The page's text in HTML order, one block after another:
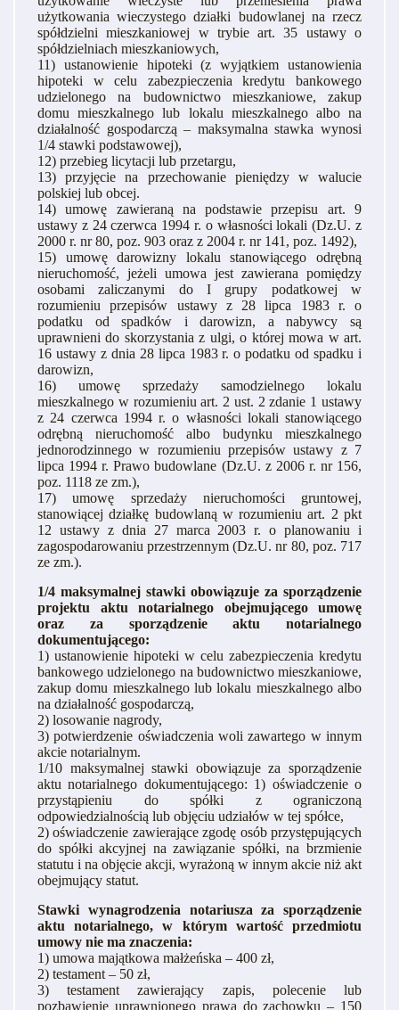
użytkowania wieczystego działki budowlanej na rzecz
spółdzielni mieszkaniowej w trybie art. 35 ustawy o
spółdzielniach mieszkaniowych,
11) ustanowienie hipoteki (z wyjątkiem ustanowienia
hipoteki w celu zabezpieczenia kredytu bankowego
udzielonego na budownictwo mieszkaniowe, zakup
domu mieszkalnego lub lokalu mieszkalnego albo na
działalność gospodarczą – maksymalna stawka wynosi
1/4 stawki podstawowej),
12) przebieg licytacji lub przetargu,
13) przyjęcie na przechowanie pieniędzy w walucie
polskiej lub obcej.
14) umowę zawieraną na podstawie przepisu art. 9
ustawy z 24 czerwca 1994 r. o własności lokali (Dz.U. z
2000 r. nr 80, poz. 903 oraz z 2004 r. nr 141, poz. 1492),
15) umowę darowizny lokalu stanowiącego odrębną
nieruchomość, jeżeli umowa jest zawierana pomiędzy
osobami zaliczanymi do I grupy podatkowej w
rozumieniu przepisów ustawy z 28 lipca 1983 r. o
podatku od spadków i darowizn, a nabywcy są
uprawnieni do skorzystania z ulgi, o której mowa w art.
16 ustawy z dnia 28 lipca 1983 r. o podatku od spadku i
darowizn,
16) umowę sprzedaży samodzielnego lokalu
mieszkalnego w rozumieniu art. 2 ust. 2 zdanie 1 ustawy
z 24 czerwca 1994 r. o własności lokali stanowiącego
odrębną nieruchomość albo budynku mieszkalnego
jednorodzinnego w rozumieniu przepisów ustawy z 7
lipca 1994 r. Prawo budowlane (Dz.U. z 2006 r. nr 156,
poz. 1118 ze zm.),
17) umowę sprzedaży nieruchomości gruntowej,
stanowiącej działkę budowlaną w rozumieniu art. 2 pkt
12 ustawy z dnia 27 marca 2003 r. o planowaniu i
zagospodarowaniu przestrzennym (Dz.U. nr 80, poz. 717
ze zm.).
1/4 maksymalnej stawki obowiązuje za sporządzenie
projektu aktu notarialnego obejmującego umowę
oraz za sporządzenie aktu notarialnego
dokumentującego:
1) ustanowienie hipoteki w celu zabezpieczenia kredytu
bankowego udzielonego na budownictwo mieszkaniowe,
zakup domu mieszkalnego lub lokalu mieszkalnego albo
na działalność gospodarczą,
2) losowanie nagrody,
3) potwierdzenie oświadczenia woli zawartego w innym
akcie notarialnym.
1/10 maksymalnej stawki obowiązuje za sporządzenie
aktu notarialnego dokumentującego: 1) oświadczenie o
przystąpieniu do spółki z ograniczoną
odpowiedzialnością lub objęciu udziałów w tej spółce,
2) oświadczenie zawierające zgodę osób przystępujących
do spółki akcyjnej na zawiązanie spółki, na brzmienie
statutu i na objęcie akcji, wyrażoną w innym akcie niż akt
obejmujący statut.
Stawki wynagrodzenia notariusza za sporządzenie
aktu notarialnego, w którym wartość przedmiotu
umowy nie ma znaczenia:
1) umowa majątkowa małżeńska – 400 zł,
2) testament – 50 zł,
3) testament zawierający zapis, polecenie lub
pozbawienie uprawnionego prawa do zachowku – 150